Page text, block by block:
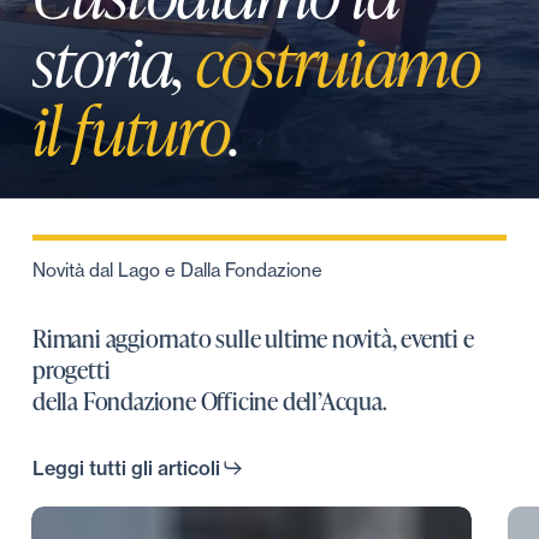
storia,costruiamo
il futuro.
Novità dal Lago e Dalla Fondazione
Rimani aggiornato sulle ultime novità, eventi e
progetti
della Fondazione Officine dell’Acqua.
Leggi tutti gli articoli
CONTRIBUTI